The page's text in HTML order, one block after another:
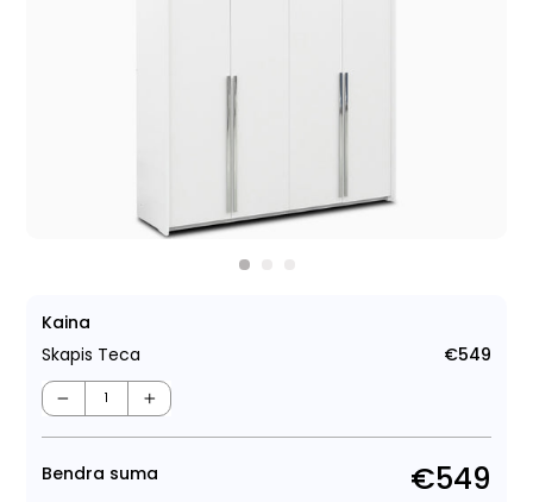
Kaina
Skapis Teca
€549
− +
Bendra suma €549